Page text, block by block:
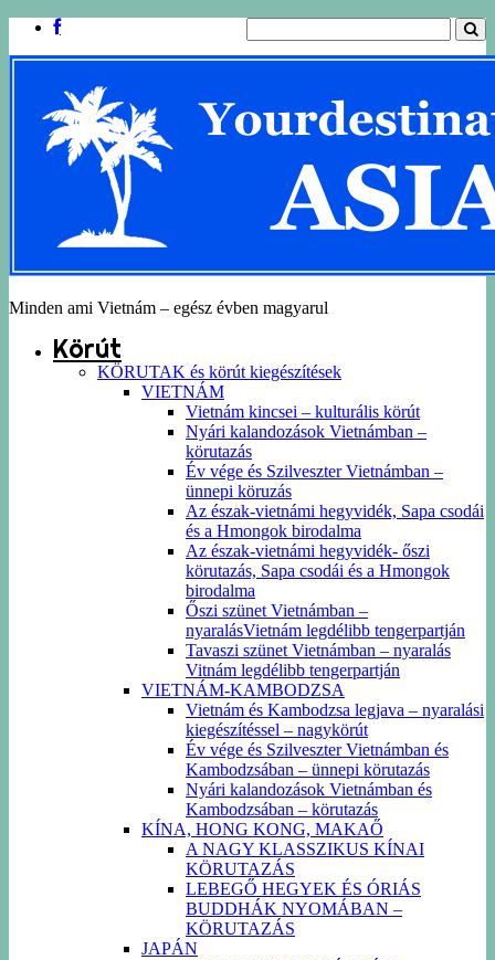
Minden ami Vietnám – egész évben magyarul
Körút
KÖRUTAK és körút kiegészítések
VIETNÁM
Vietnám kincsei – kulturális körút
Nyári kalandozások Vietnámban –
körutazás
Év vége és Szilveszter Vietnámban –
ünnepi köruzás
Az észak-vietnámi hegyvidék, Sapa csodái
és a Hmongok birodalma
Az észak-vietnámi hegyvidék- őszi
körutazás, Sapa csodái és a Hmongok
birodalma
Őszi szünet Vietnámban –
nyaralásVietnám legdélibb tengerpartján
Tavaszi szünet Vietnámban – nyaralás
Vitnám legdélibb tengerpartján
VIETNÁM-KAMBODZSA
Vietnám és Kambodzsa legjava – nyaralási
kiegészítéssel – nagykörút
Év vége és Szilveszter Vietnámban és
Kambodzsában – ünnepi körutazás
Nyári kalandozások Vietnámban és
Kambodzsában – körutazás
KÍNA, HONG KONG, MAKAŐ
A NAGY KLASSZIKUS KÍNAI
KÖRUTAZÁS
LEBEGŐ HEGYEK ÉS ÓRIÁS
BUDDHÁK NYOMÁBAN –
KÖRUTAZÁS
JAPÁN